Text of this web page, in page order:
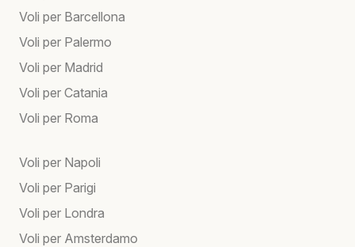
Voli per Barcellona
Voli per Palermo
Voli per Madrid
Voli per Catania
Voli per Roma
Voli per Napoli
Voli per Parigi
Voli per Londra
Voli per Amsterdamo